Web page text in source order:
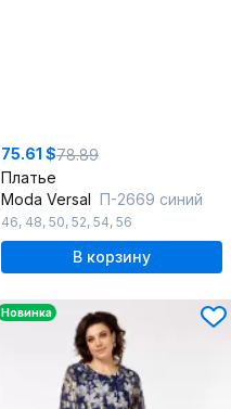
75.61 $78.89
Платье
Moda Versal П-2669 синий
46, 48, 50, 52, 54, 56
В корзину
Новинка